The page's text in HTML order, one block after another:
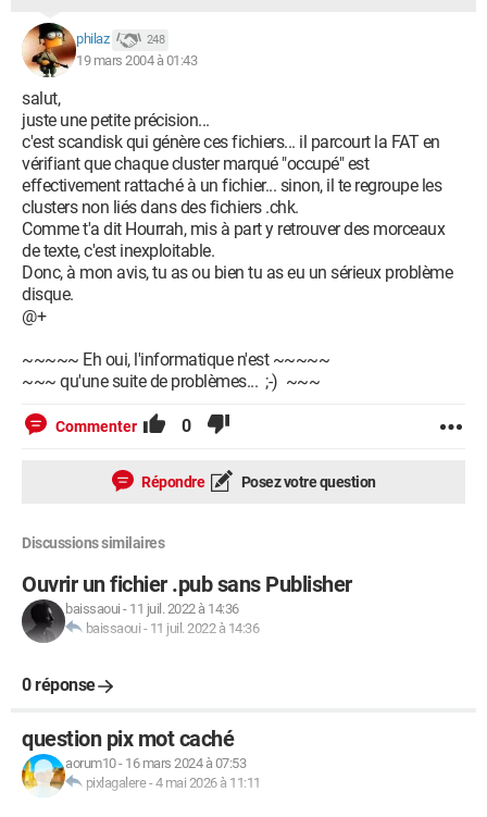
philaz 248
19 mars 2004 à 01:43
salut,
juste une petite précision...
c'est scandisk qui génère ces fichiers... il parcourt la FAT en
vérifiant que chaque cluster marqué "occupé" est
effectivement rattaché à un fichier... sinon, il te regroupe les
clusters non liés dans des fichiers .chk.
Comme t'a dit Hourrah, mis à part y retrouver des morceaux
de texte, c'est inexploitable.
Donc, à mon avis, tu as ou bien tu as eu un sérieux problème
disque.
@+
~~~~~ Eh oui, l'informatique n'est ~~~~~
~~~ qu'une suite de problèmes... ;-) ~~~
Commenter 0
Répondre Posez votre question
Discussions similaires
Ouvrir un fichier .pub sans Publisher
baissaoui - 11 juil. 2022 à 14:36
baissaoui - 11 juil. 2022 à 14:36
0 réponse
question pix mot caché
aorum10- 16 mars 2024 à 07:53
pixlagalere-4 mai 2026 à 11:11